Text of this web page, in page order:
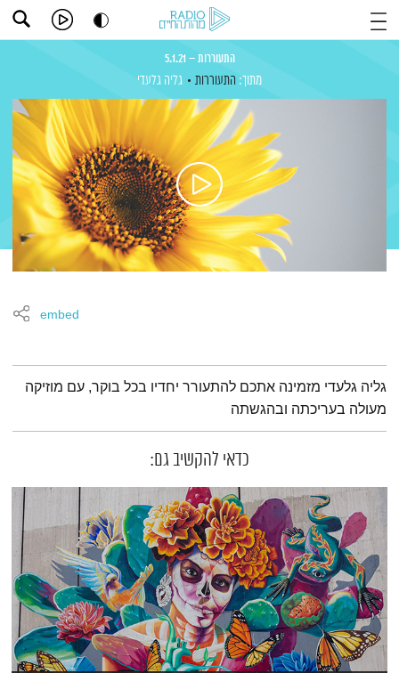
התעוררות – 5.1.21
מתוך: התעוררות גליה גלעדי
embed
תמצית הפודקאסט
גליה גלעדי מזמינה אתכם להתעורר יחדיו בכל בוקר, עם מוזיקה
מעולה בעריכתה ובהגשתה
כדאי להקשיב גם: